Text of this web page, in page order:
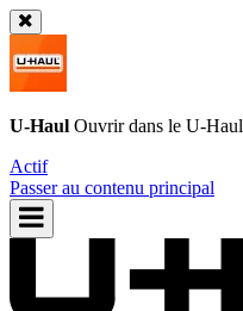
U-Haul Ouvrir dans le U-Haul
Actif
Passer au contenu principal